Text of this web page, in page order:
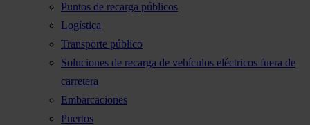
Puntos de recarga públicos
Logística
Transporte público
Soluciones de recarga de vehículos eléctricos fuera de
carretera
Embarcaciones
Puertos